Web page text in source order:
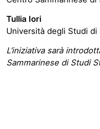
Tullia Iori
Università degli Studi di
L’iniziativa sarà
Sammarinese di Studi